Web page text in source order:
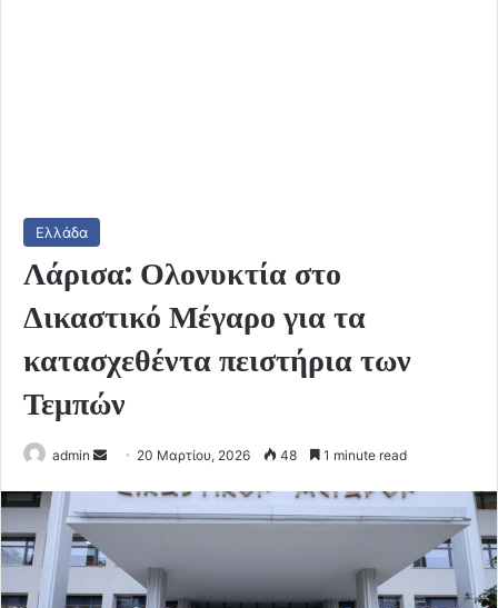
Ελλάδα
Λάρισα: Ολονυκτία στο
Δικαστικό Μέγαρο για τα
κατασχεθέντα πειστήρια των
Τεμπών
admin
Send 20 Μαρτίου, 2026 48 1 minute read